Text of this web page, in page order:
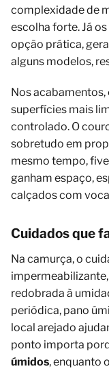
complexidade de
escolha forte. Já
opção prática,
alguns modelos,
Nos
superfícies mais
controlado. O
sobretudo em
mesmo tempo,
ganham espaço,
calçados com
Cuidados que
Na camurça, o
redobrada à
periódica, pano
local arejado
ponto importa
úmidos, enquanto